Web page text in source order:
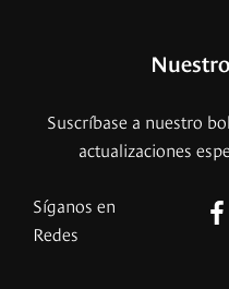
Suscríbase a nuestro
actualizaciones
Síganos en
Redes